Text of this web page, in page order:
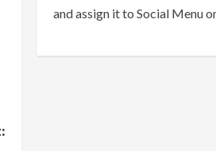
and assign it to Social Menu